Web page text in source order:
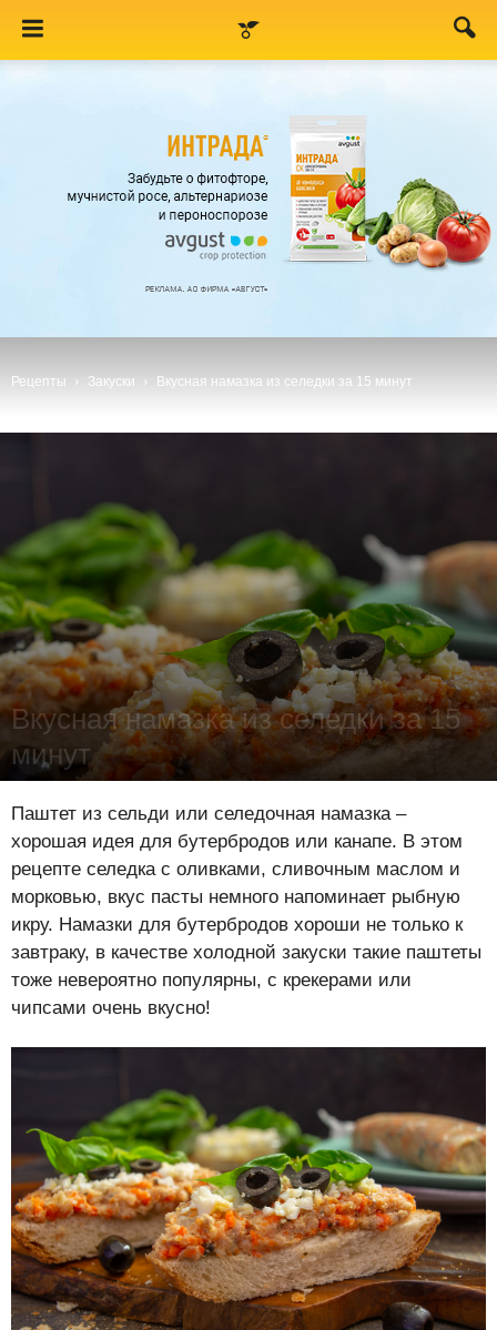
Рецепты Закуски Вкусная намазка из селедки за 15 минут
Вкусная намазка из селедки за 15
минут
Паштет из сельди или селедочная намазка –
хорошая идея для бутербродов или канапе. В этом
рецепте селедка с оливками, сливочным маслом и
морковью, вкус пасты немного напоминает рыбную
икру. Намазки для бутербродов хороши не только к
завтраку, в качестве холодной закуски такие паштеты
тоже невероятно популярны, с крекерами или
чипсами очень вкусно!